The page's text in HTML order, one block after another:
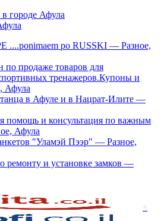
городе Афула
....ponimaem po RUSSKI — Разное,
по продаже товаров для
тренажеров.Купоны и
Афула
танца в Афуле и в Нацрат-Илите —
помощь и консультация по важным
Афула
"Уламэй Пээр" — Разное,
ремонту и установке замков —
+